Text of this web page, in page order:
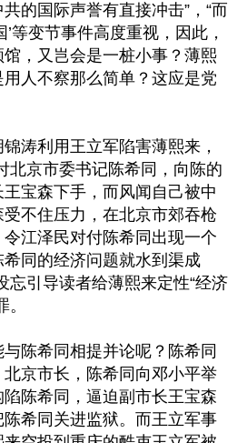
的国际声誉有直接冲击”，“而
’等变节事件高度重视，因此，
，又岂会是一桩小事？薄熙
人不察那么简单？这应是党
涛利用王立军陷害薄熙来，
北京市委书记陈希同，向陈的
宝森下手，而风闻自己被中
不住压力，在北京市郊吞枪
江泽民对付陈希同出现一个
同的经济问题就水到渠成
忘引导读者给薄熙来定性“经济
陈希同相提并论呢？陈希同
京市长，陈希同向邓小平举
陈希同，逼迫副市长王宝森
希同关进监狱。而王立军事